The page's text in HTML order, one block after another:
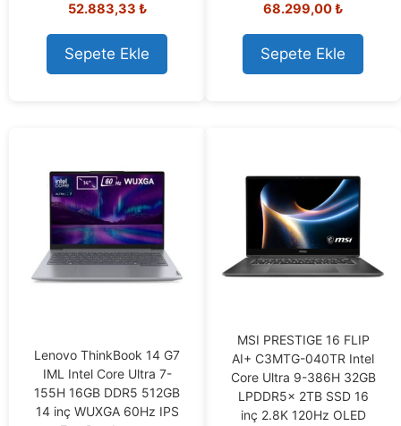
o
t
o
f
5
52.883,33 ₺
Sepete Ekle
0
u
t
o
f
68.299,00₺
Sepete Ekle
Lenovo ThinkBook 14 G7
IML Intel Core Ultra 7-
155H 16GB DDR5 512GB
14 inç WUXGA 60Hz IPS
MSI PRESTIGE 16 FLIP
AI+ C3MTG-040TR Intel
Core Ultra 9-386H 32GB
LPDDR5x 2TB SSD 16
inç 2.8K 120Hz OLED